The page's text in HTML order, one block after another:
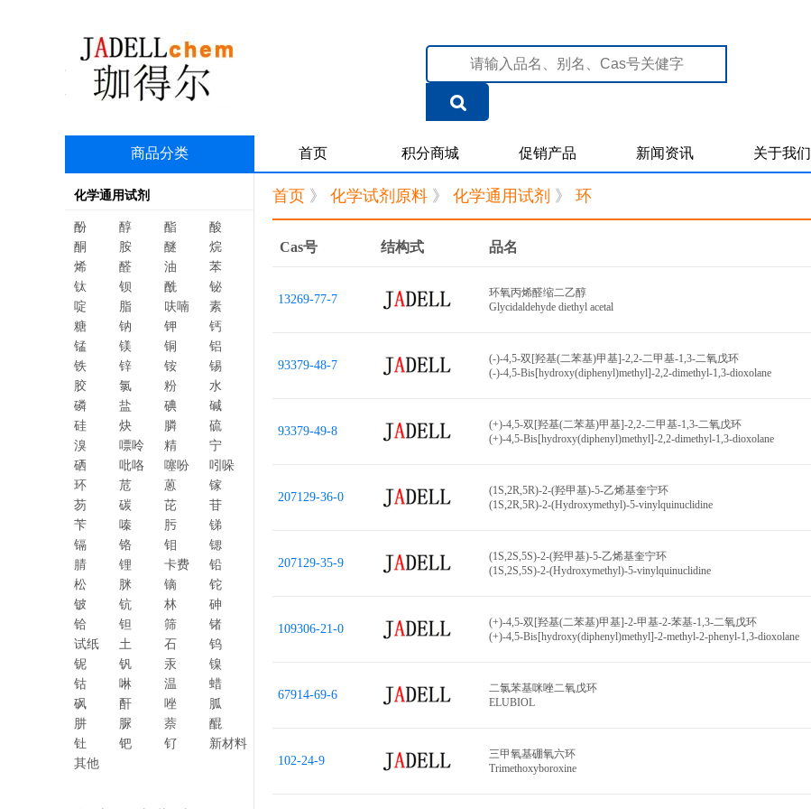
商品分类 首页 积分商城 促销产品 新闻资讯 关于我们
化学通用试剂
酚 醇 酯
酸
酮
胺 醚
烷
烯
醛 油
苯
钛
钡 酰
铋
啶
脂 呋喃
素
糖
钠 钾
钙
锰
镁 铜
铝
铁
锌 铵
锡
胶
氯 粉
水
磷
盐 碘
碱
硅
炔 膦
硫
溴
嘌呤 精
宁
硒
吡咯 噻吩
吲哚
环
苊 蒽
镓
芴
碳 芘
苷
苄
嗪 肟
锑
镉
铬 钼
锶
腈
锂 卡费
铅
松
脒 镝
铊
铍
钪 林
砷
铪
钽 筛
锗
试纸
土 石
钨
铌
钒 汞
镍
钴
啉 温
蜡
砜
酐 唑
胍
肼
脲 萘
醌
钍
钯 钌
新材料
其他
首页 》 化学试剂原料 》 化学通用试剂 》 环
Cas号 结构式 品名
13269-77-7
环氧丙烯醛缩二乙醇
Glycidaldehyde diethyl acetal
93379-48-7
(-)-4,5-双[羟基(二苯基)甲基]-2,2-二甲基-1,3-二氧戊环
(-)-4,5-Bis[hydroxy(diphenyl)methyl]-2,2-dimethyl-1,3-dioxolane
93379-49-8
(+)-4,5-双[羟基(二苯基)甲基]-2,2-二甲基-1,3-二氧戊环
(+)-4,5-Bis[hydroxy(diphenyl)methyl]-2,2-dimethyl-1,3-dioxolane
207129-36-0
(1S,2R,5R)-2-(羟甲基)-5-乙烯基奎宁环
(1S,2R,5R)-2-(Hydroxymethyl)-5-vinylquinuclidine
207129-35-9
(1S,2S,5S)-2-(羟甲基)-5-乙烯基奎宁环
(1S,2S,5S)-2-(Hydroxymethyl)-5-vinylquinuclidine
109306-21-0
(+)-4,5-双[羟基(二苯基)甲基]-2-甲基-2-苯基-1,3-二氧戊环
(+)-4,5-Bis[hydroxy(diphenyl)methyl]-2-methyl-2-phenyl-1,3-dioxolane
67914-69-6
二氯苯基咪唑二氧戊环
ELUBIOL
102-24-9
三甲氧基硼氧六环
Trimethoxyboroxine